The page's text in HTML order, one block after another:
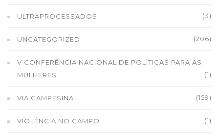
ULTRAPROCESSADOS (3)
UNCATEGORIZED (206)
V CONFERÊNCIA NACIONAL DE POLÍTICAS PARA AS
MULHERES
(1)
VIA CAMPESINA (159)
VIOLÊNCIA NO CAMPO (1)